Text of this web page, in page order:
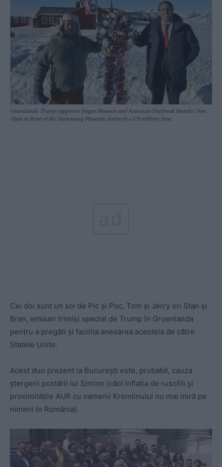
Cei doi sunt un soi de Pic și Poc, Tom și Jerry ori Stan și
Bran, emisari trimiși special de Trump în Groenlanda
pentru a pregăti și facilita anexarea acesteia de către
Statele Unite.
Acest duo prezent la București este, probabil, cauza
ștergerii postării lui Simion (căci inflația de rusofili și
proximitățile AUR cu oamenii Kremlinului nu mai miră pe
nimeni în România).